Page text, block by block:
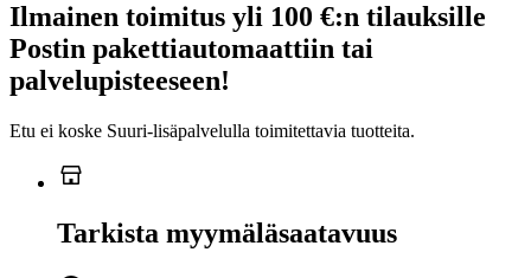
Ilmainen toimitus yli 100 €:n tilauksille
Postin pakettiautomaattiin tai
palvelupisteeseen!
Etu ei koske Suuri‑lisäpalvelulla toimitettavia tuotteita.
Tarkista myymäläsaatavuus